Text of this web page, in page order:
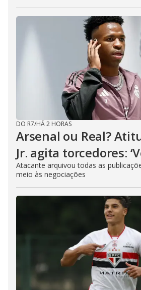
DO R7/HÁ 2 HORAS
Arsenal ou Real?
Jr. agita torcedores:
Atacante arquivou todas as
meio às negociações